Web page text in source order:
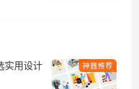
神器推荐
实用设计